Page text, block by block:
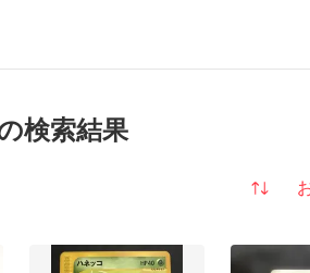
検索結果
並び替え